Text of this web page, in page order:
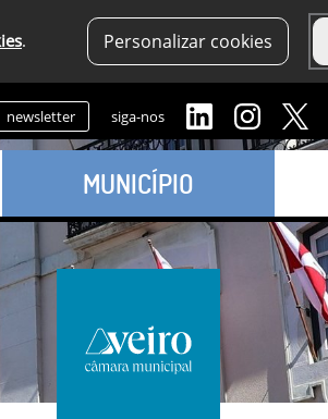
. Personalizar cookies
newsletter siga-nos
MUNICÍPIO